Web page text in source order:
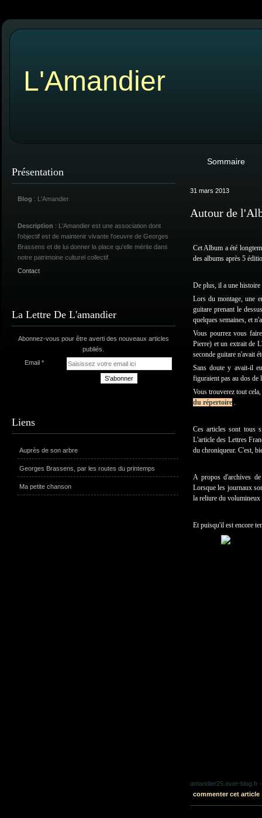
L'Amandier
Présentation
Blog : L'Amandier
Description : L'Amandier est une association dont
l'objectif est de maintenir vivante l'oeuvre de Georges
Brassens et de lui donner la place qu'elle mérite dans
notre patrimoine culturel collectif.
Contact
La Lettre De L'amandier
Abonnez-vous pour être averti des nouveaux articles
publiés.
Email
Liens
Auprès de son arbre
Georges Brassens, par les routes du printemps
Ma petite chanson
Sommaire
31 mars 2013
Autour de
Cet Album a été
des albums après 5
De plus, il a une
Lors du montage, une
guitare prenant le
quelques semaines, et
Vous pourrez vous
Pierre) et un extrait de
seconde guitare n'avait
Sans doute y avait-il
figuraient pas au dos de
Vous trouverez tout
du répertoire .
Ces articles sont tous
L'article des Lettres
du chroniqueur. C'est,
A propos d'archives
Lorsque les journaux
la reliure du volumineux
Et puisqu'il est encore
amandier25.over-blog.fr -
commenter cet article